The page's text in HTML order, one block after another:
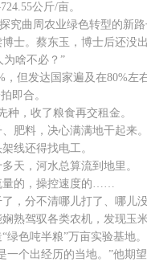
公斤/亩。
曲周农业绿色转型的新路
。蔡东玉，博士后还没出
啥不必？”
但发达国家遍及在80%左
即合。
，收了粮食再交租金。
料，决心满满地干起来。
线还得找电工。
天，河水总算流到地里。
量的，操控速度的……
分不清哪儿打了、哪儿没
熟驾驭各类农机，发现玉
色吨半粮”万亩实验基地。
出经历的当地。”他期